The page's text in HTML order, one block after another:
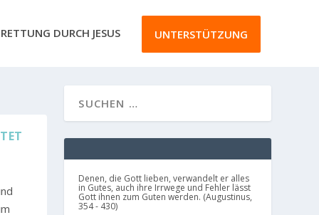
RETTUNG DURCH JESUS UNTERSTÜTZUNG
Denen, die Gott lieben, verwandelt er alles
in Gutes, auch ihre Irrwege und Fehler lässt
Gott ihnen zum Guten werden. (Augustinus,
354 - 430)